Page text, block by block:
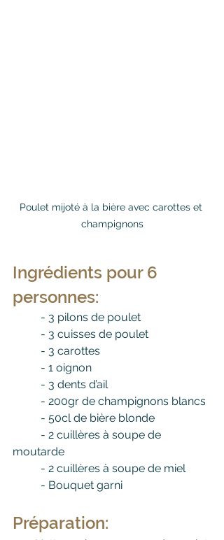
Poulet mijoté à la bière avec carottes et
champignons
Ingrédients pour 6
personnes:
	- 3 pilons de poulet
	- 3 cuisses de poulet
	- 3 carottes
	- 1 oignon
	- 3 dents d’ail
	- 200gr de champignons blancs
	- 50cl de bière blonde
moutarde
	- 2 cuillères à soupe de miel
	- Bouquet garni
Préparation: